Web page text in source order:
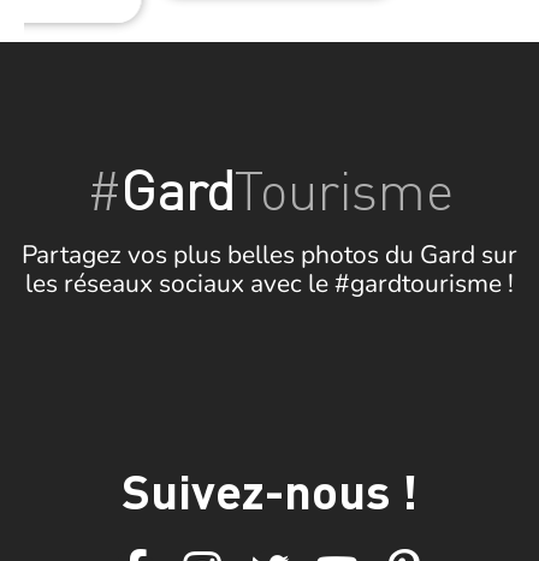
#GardTourisme
Partagez vos plus belles photos du Gard sur
les réseaux sociaux avec le #gardtourisme !
Suivez-nous !